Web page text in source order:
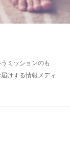
ミッションのも
けする情報メディ